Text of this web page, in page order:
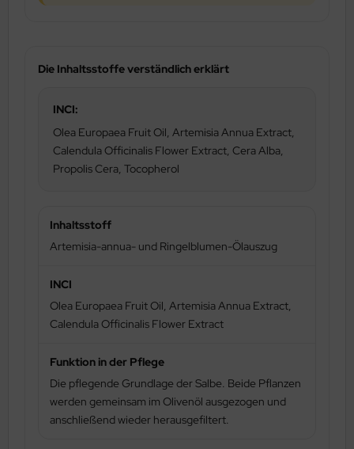
Die Inhaltsstoffe verständlich erklärt
INCI:
Olea Europaea Fruit Oil, Artemisia Annua Extract,
Calendula Officinalis Flower Extract, Cera Alba,
Propolis Cera, Tocopherol
Artemisia-annua- und Ringelblumen-Ölauszug
Olea Europaea Fruit Oil, Artemisia Annua Extract,
Calendula Officinalis Flower Extract
Die pflegende Grundlage der Salbe. Beide Pflanzen
werden gemeinsam im Olivenöl ausgezogen und
anschließend wieder herausgefiltert.